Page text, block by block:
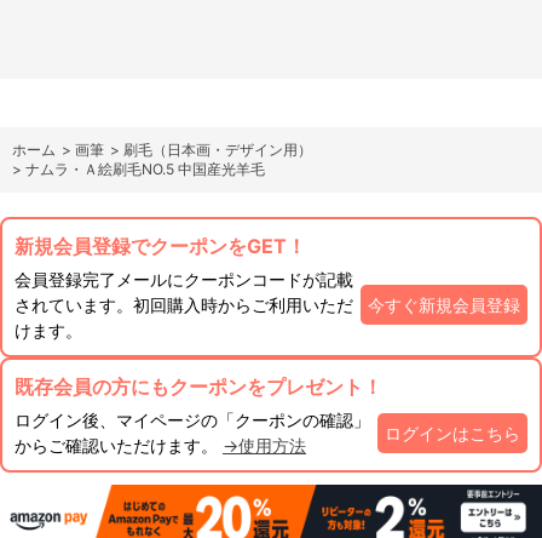
ホーム > 画筆 > 刷毛（日本画・デザイン用）
> ナムラ・Ａ絵刷毛NO.5 中国産光羊毛
新規会員登録でクーポンをGET！
会員登録完了メールにクーポンコードが記載
されています。初回購入時からご利用いただ
けます。
今すぐ新規会員登録
既存会員の方にもクーポンをプレゼント！
ログイン後、マイページの「クーポンの確認」
からご確認いただけます。 →使用方法
ログインはこちら